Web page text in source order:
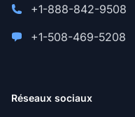
+1-888-842-9508
+1-508-469-5208
Réseaux sociaux